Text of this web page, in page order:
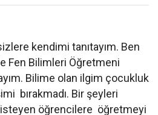
kendimi tanıtayım. Ben
Fen Bilimleri Öğretmeni
Bilime olan ilgim çocukluk
bırakmadı. Bir şeyleri
öğrencilere öğretmeyi